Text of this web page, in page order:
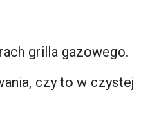
grilla gazowego.
czy to w czystej